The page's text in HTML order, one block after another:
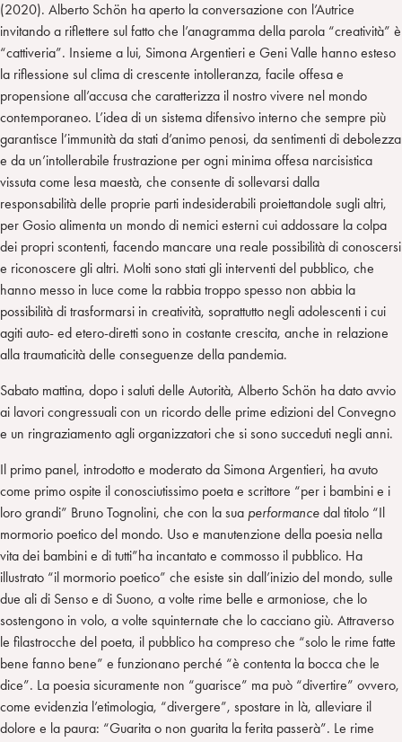
(2020). Alberto Schön ha aperto la conversazione con l’Autrice
invitando a riflettere sul fatto che l’anagramma della parola “creatività” è
“cattiveria”. Insieme a lui, Simona Argentieri e Geni Valle hanno esteso
la riflessione sul clima di crescente intolleranza, facile offesa e
propensione all’accusa che caratterizza il nostro vivere nel mondo
contemporaneo. L’idea di un sistema difensivo interno che sempre più
garantisce l’immunità da stati d’animo penosi, da sentimenti di debolezza
e da un’intollerabile frustrazione per ogni minima offesa narcisistica
vissuta come lesa maestà, che consente di sollevarsi dalla
responsabilità delle proprie parti indesiderabili proiettandole sugli altri,
per Gosio alimenta un mondo di nemici esterni cui addossare la colpa
dei propri scontenti, facendo mancare una reale possibilità di conoscersi
e riconoscere gli altri. Molti sono stati gli interventi del pubblico, che
hanno messo in luce come la rabbia troppo spesso non abbia la
possibilità di trasformarsi in creatività, soprattutto negli adolescenti i cui
agiti auto- ed etero-diretti sono in costante crescita, anche in relazione
alla traumaticità delle conseguenze della pandemia.
Sabato mattina, dopo i saluti delle Autorità, Alberto Schön ha dato avvio
ai lavori congressuali con un ricordo delle prime edizioni del Convegno
e un ringraziamento agli organizzatori che si sono succeduti negli anni.
Il primo panel, introdotto e moderato da Simona Argentieri, ha avuto
come primo ospite il conosciutissimo poeta e scrittore “per i bambini e i
loro grandi” Bruno Tognolini, che con la sua performance dal titolo “Il
mormorio poetico del mondo. Uso e manutenzione della poesia nella
vita dei bambini e di tutti”ha incantato e commosso il pubblico. Ha
illustrato “il mormorio poetico” che esiste sin dall’inizio del mondo, sulle
due ali di Senso e di Suono, a volte rime belle e armoniose, che lo
sostengono in volo, a volte squinternate che lo cacciano giù. Attraverso
le filastrocche del poeta, il pubblico ha compreso che “solo le rime fatte
bene fanno bene” e funzionano perché “è contenta la bocca che le
dice”. La poesia sicuramente non “guarisce” ma può “divertire” ovvero,
come evidenzia l’etimologia, “divergere”, spostare in là, alleviare il
dolore e la paura: “Guarita o non guarita la ferita passerà”. Le rime